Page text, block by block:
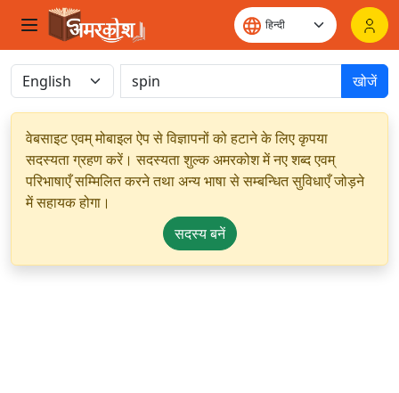
खोजें
वेबसाइट एवम् मोबाइल ऐप से विज्ञापनों को हटाने के लिए कृपया
सदस्यता ग्रहण करें। सदस्यता शुल्क अमरकोश में नए शब्द एवम्
परिभाषाएँ सम्मिलित करने तथा अन्य भाषा से सम्बन्धित सुविधाएँ जोड़ने
में सहायक होगा।
सदस्य बनें